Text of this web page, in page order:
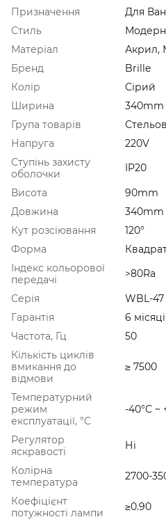
Призначення
Для
Стиль
Модерн
Матеріал
Акрил,
Бренд
Brille
Колір
Сірий
Ширина
340mm
Група товарів
Напруга
220V
Ступінь захисту
оболочки
IP20
Висота
90mm
Довжина
340mm
Кут розсіювання
120°
Форма
Індекс кольорової
передачі
>80Ra
Серія
WBL-47
Гарантія
6
Частота, Гц
50
Кількість циклів
вмикання до
відмови
≥ 7500
Температурний
режим
експлуатації, °C
-40°C ~
Регулятор
яскравості
Ні
Колірна
температура
2700-
Коефіцієнт
потужності лампи
≥0.90